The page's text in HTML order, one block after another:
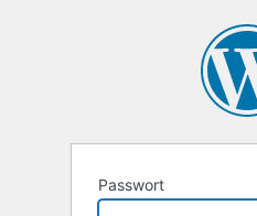
Passwort